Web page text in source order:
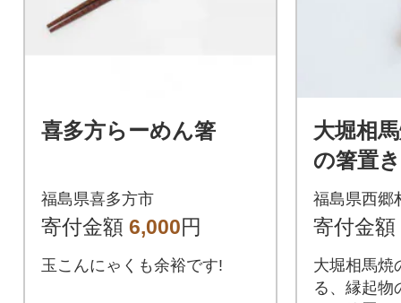
喜多方らーめん箸
福島県喜多方市
寄付金額 6,000円
玉こんにゃくも余裕です!
大堀相
の箸置
(ブラッ
福島県西郷
寄付金額
大堀相馬焼
る、縁起物